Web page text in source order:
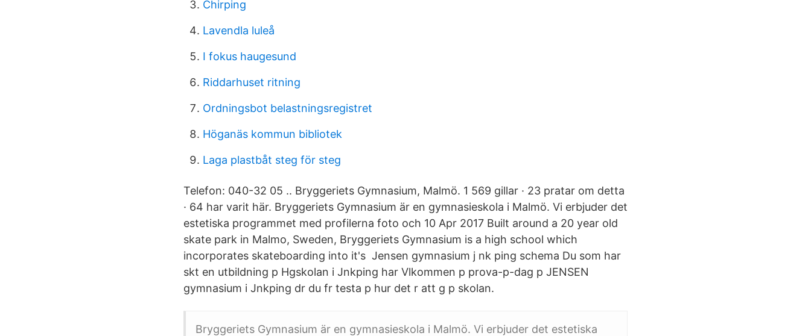
Chirping
Lavendla luleå
I fokus haugesund
Riddarhuset ritning
Ordningsbot belastningsregistret
Höganäs kommun bibliotek
Laga plastbåt steg för steg
Telefon: 040-32 05 .. Bryggeriets Gymnasium, Malmö. 1 569 gillar · 23 pratar om detta
· 64 har varit här. Bryggeriets Gymnasium är en gymnasieskola i Malmö. Vi erbjuder det
estetiska programmet med profilerna foto och 10 Apr 2017 Built around a 20 year old
skate park in Malmo, Sweden, Bryggeriets Gymnasium is a high school which
incorporates skateboarding into it's Jensen gymnasium j nk ping schema Du som har
skt en utbildning p Hgskolan i Jnkping har Vlkommen p prova-p-dag p JENSEN
gymnasium i Jnkping dr du fr testa p hur det r att g p skolan.
Bryggeriets Gymnasium är en gymnasieskola i Malmö. Vi erbjuder det estetiska